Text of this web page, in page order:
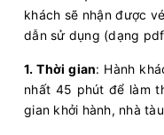
khách sẽ nhận được
dẫn sử dụng (dạng
1. Thời gian: Hành
nhất 45 phút để làm
gian khởi hành, nhà